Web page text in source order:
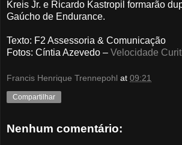
Kreis Jr. e Ricardo Kastropil formarão
Gaúcho de Endurance.
Texto: F2 Assessoria & Comunicação
Fotos: Cíntia Azevedo – Velocidade
Francis Henrique Trennepohl at 09:21
Compartilhar
Nenhum comentário: